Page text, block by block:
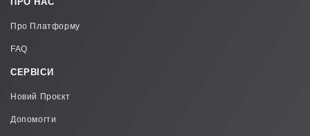
соціального підприємництва та соціальної
інфраструктури регіону, підвищенню рівня
забезпечення прав людини та підвищення
та влади щодо забезпечення сталого
залученню позабюджетних ресурсів достатніх
для реалізації амбітних соціальних проектів.
Про Платформу
FAQ
СЕРВІСИ
Новий Проєкт
Допомогти